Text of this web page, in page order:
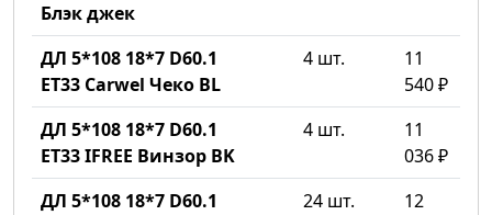
Блэк джек
ДЛ 5*108 18*7 D60.1
ET33 Carwel Чеко BL
4 шт.
11
540 ₽
ДЛ 5*108 18*7 D60.1
ET33 IFREE Винзор BK
4 шт.
11
036 ₽
ДЛ 5*108 18*7 D60.1
24 шт. 12